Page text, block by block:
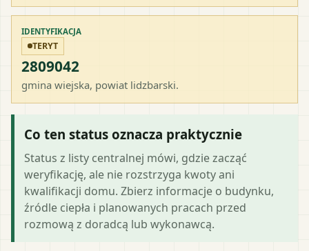
IDENTYFIKACJA
TERYT
2809042
gmina wiejska, powiat lidzbarski.
Co ten status oznacza praktycznie
Status z listy centralnej mówi, gdzie zacząć
weryfikację, ale nie rozstrzyga kwoty ani
kwalifikacji domu. Zbierz informacje o budynku,
źródle ciepła i planowanych pracach przed
rozmową z doradcą lub wykonawcą.